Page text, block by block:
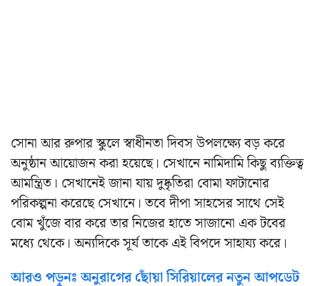
সোনা আর রুপার স্কুলে স্বাধীনতা দিবস উপলক্ষ্যে বড় করে
অনুষ্ঠান আয়োজন করা হয়েছে। সেখানে নামিদামি কিছু ব্যক্তিত্ব
আমন্ত্রিত। সেখানেই জানা যায় দুষ্কৃতিরা বোমা ফাটানোর
পরিকল্পনা করেছে সেখানে। তবে দীপা সাহসের সাথে সেই
বোম খুঁজে বার করে তার নিজের হাতে সাজানো এক টবের
মধ্যে থেকে। অন্যদিকে সূর্য তাকে এই বিপদে সাহায্য করে।
আরও পড়ুনঃ অনুরাগের ছোঁয়া সিরিয়ালের নতুন আপডেট